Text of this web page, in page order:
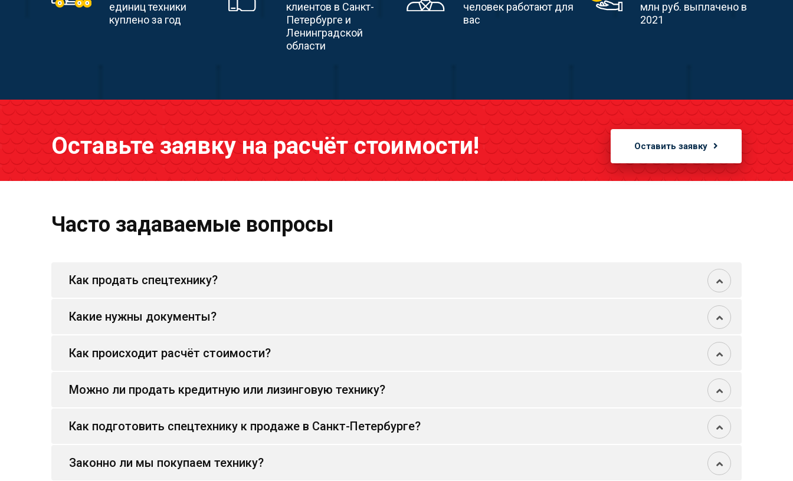
единиц техники
куплено за год
клиентов в Санкт-
Петербурге и
Ленинградской
области
человек работают для
вас
млн руб. выплачено в
2021
Оставьте заявку на расчёт стоимости! Оставить заявку
Часто задаваемые вопросы
Как продать спецтехнику?
Какие нужны документы?
Как происходит расчёт стоимости?
Можно ли продать кредитную или лизинговую технику?
Как подготовить спецтехнику к продаже в Санкт-Петербурге?
Законно ли мы покупаем технику?